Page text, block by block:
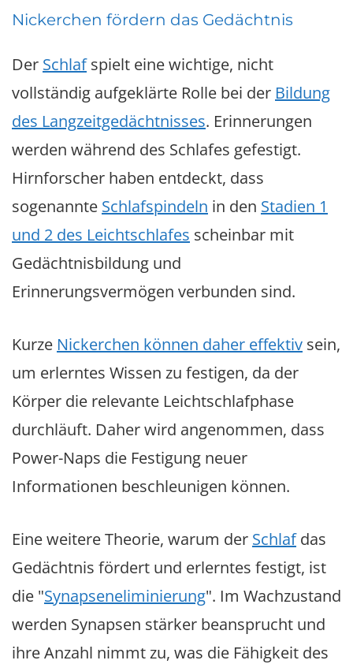
Nickerchen fördern das Gedächtnis
Der Schlafspielt eine wichtige, nicht
vollständig aufgeklärte Rolle bei der Bildung
des Langzeitgedächtnisses. Erinnerungen
werden während des Schlafes gefestigt.
Hirnforscher haben entdeckt, dass
sogenannte Schlafspindeln in den Stadien 1
und 2 des Leichtschlafes scheinbar mit
Gedächtnisbildung und
Erinnerungsvermögen verbunden sind.
Kurze Nickerchen können daher effektiv sein,
um erlerntes Wissen zu festigen, da der
Körper die relevante Leichtschlafphase
durchläuft. Daher wird angenommen, dass
Power-Naps die Festigung neuer
Informationen beschleunigen können.
Eine weitere Theorie, warum der Schlafdas
Gedächtnis fördert und erlerntes festigt, ist
die "Synapseneliminierung". Im Wachzustand
werden Synapsen stärker beansprucht und
ihre Anzahl nimmt zu, was die Fähigkeit des